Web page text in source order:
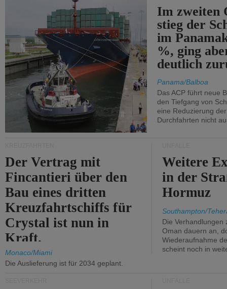
Im zweiten
stieg der
im
%, ging
deutlich
Panama/Balboa
Das ACP führt neue
den Tiefgang von
eine Reduzierung
Durchfahrten nicht
Der Vertrag mit
Fincantieri über den
Bau eines dritten
Kreuzfahrtschiffs für
Crystal ist nun in
Kraft.
Monaco/Miami
Die Auslieferung ist für 2034 geplant.
Weitere
in der
Hormuz
Southampton/
Die Verhandlungen
Oman dauern an,
Wiederaufnahme
scheint noch in